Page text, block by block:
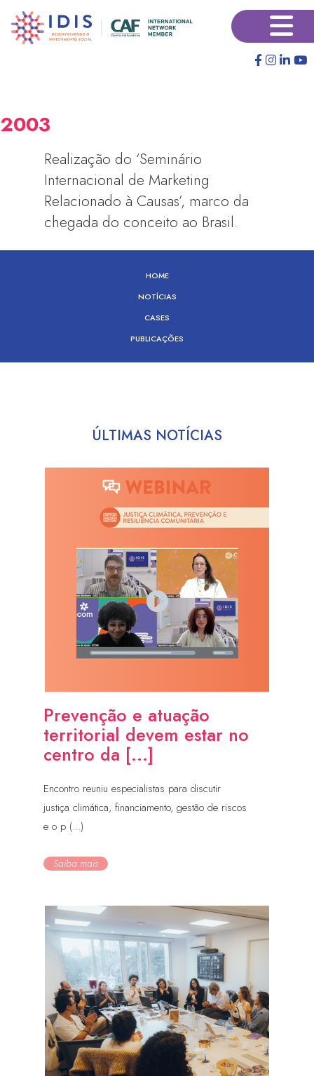
para
×
2003
Realização do ‘Seminário
Internacional de Marketing
Relacionado à Causas’, marco da
chegada do conceito ao Brasil.
HOME
NOTÍCIAS
CASES
PUBLICAÇÕES
ÚLTIMAS NOTÍCIAS
Prevenção e atuação
territorial devem estar no
centro da [...]
Encontro reuniu especialistas para discutir
justiça climática, financiamento, gestão de riscos
e o p (...)
Saiba mais